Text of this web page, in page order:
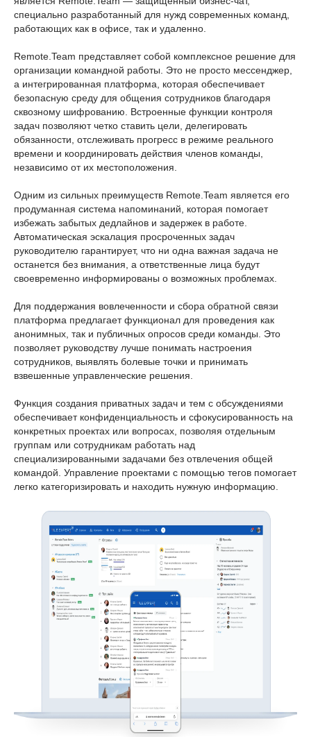
специально разработанный для нужд современных команд,
работающих как в офисе, так и удаленно.
Remote.Team представляет собой комплексное решение для
организации командной работы. Это не просто мессенджер,
а интегрированная платформа, которая обеспечивает
безопасную среду для общения сотрудников благодаря
сквозному шифрованию. Встроенные функции контроля
задач позволяют четко ставить цели, делегировать
обязанности, отслеживать прогресс в режиме реального
времени и координировать действия членов команды,
независимо от их местоположения.
Одним из сильных преимуществ Remote.Team является его
продуманная система напоминаний, которая помогает
избежать забытых дедлайнов и задержек в работе.
Автоматическая эскалация просроченных задач
руководителю гарантирует, что ни одна важная задача не
останется без внимания, а ответственные лица будут
своевременно информированы о возможных проблемах.
Для поддержания вовлеченности и сбора обратной связи
платформа предлагает функционал для проведения как
анонимных, так и публичных опросов среди команды. Это
позволяет руководству лучше понимать настроения
сотрудников, выявлять болевые точки и принимать
взвешенные управленческие решения.
Функция создания приватных задач и тем с обсуждениями
обеспечивает конфиденциальность и сфокусированность на
конкретных проектах или вопросах, позволяя отдельным
группам или сотрудникам работать над
специализированными задачами без отвлечения общей
командой. Управление проектами с помощью тегов помогает
легко категоризировать и находить нужную информацию.